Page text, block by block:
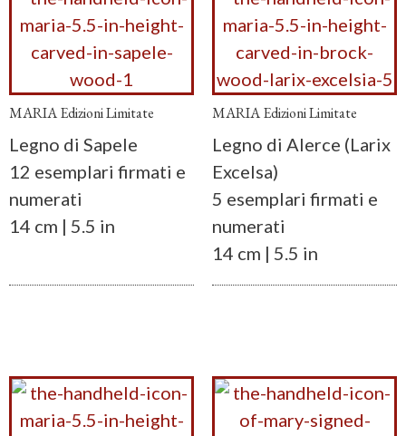
MARIA Edizioni Limitate
Legno di Sapele
12 esemplari firmati e
numerati
14 cm | 5.5 in
MARIA Edizioni Limitate
Legno di Alerce (Larix
Excelsa)
5 esemplari firmati e
numerati
14 cm | 5.5 in